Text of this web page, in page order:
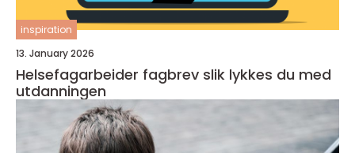
inspiration
13. January 2026
Helsefagarbeider fagbrev slik lykkes du med
utdanningen